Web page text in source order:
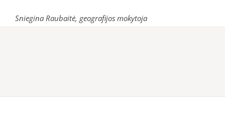
Sniegina Raubaitė, geografijos mokytoja